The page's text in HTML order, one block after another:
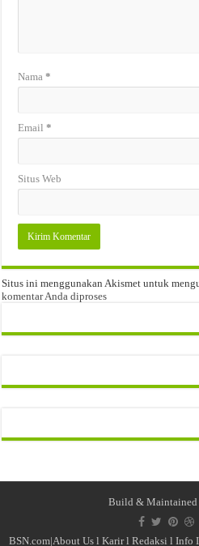
Nama*
Email*
Situs Web
Situs ini menggunakan Akismet untuk
komentar Anda diproses
Build & Maintained
BSN.com|About Us l Karirl Redaksi l Info